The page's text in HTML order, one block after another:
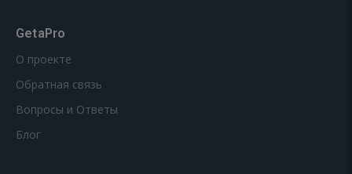
GetaPro
О проекте
Обратная связь
Вопросы и Ответы
Блог